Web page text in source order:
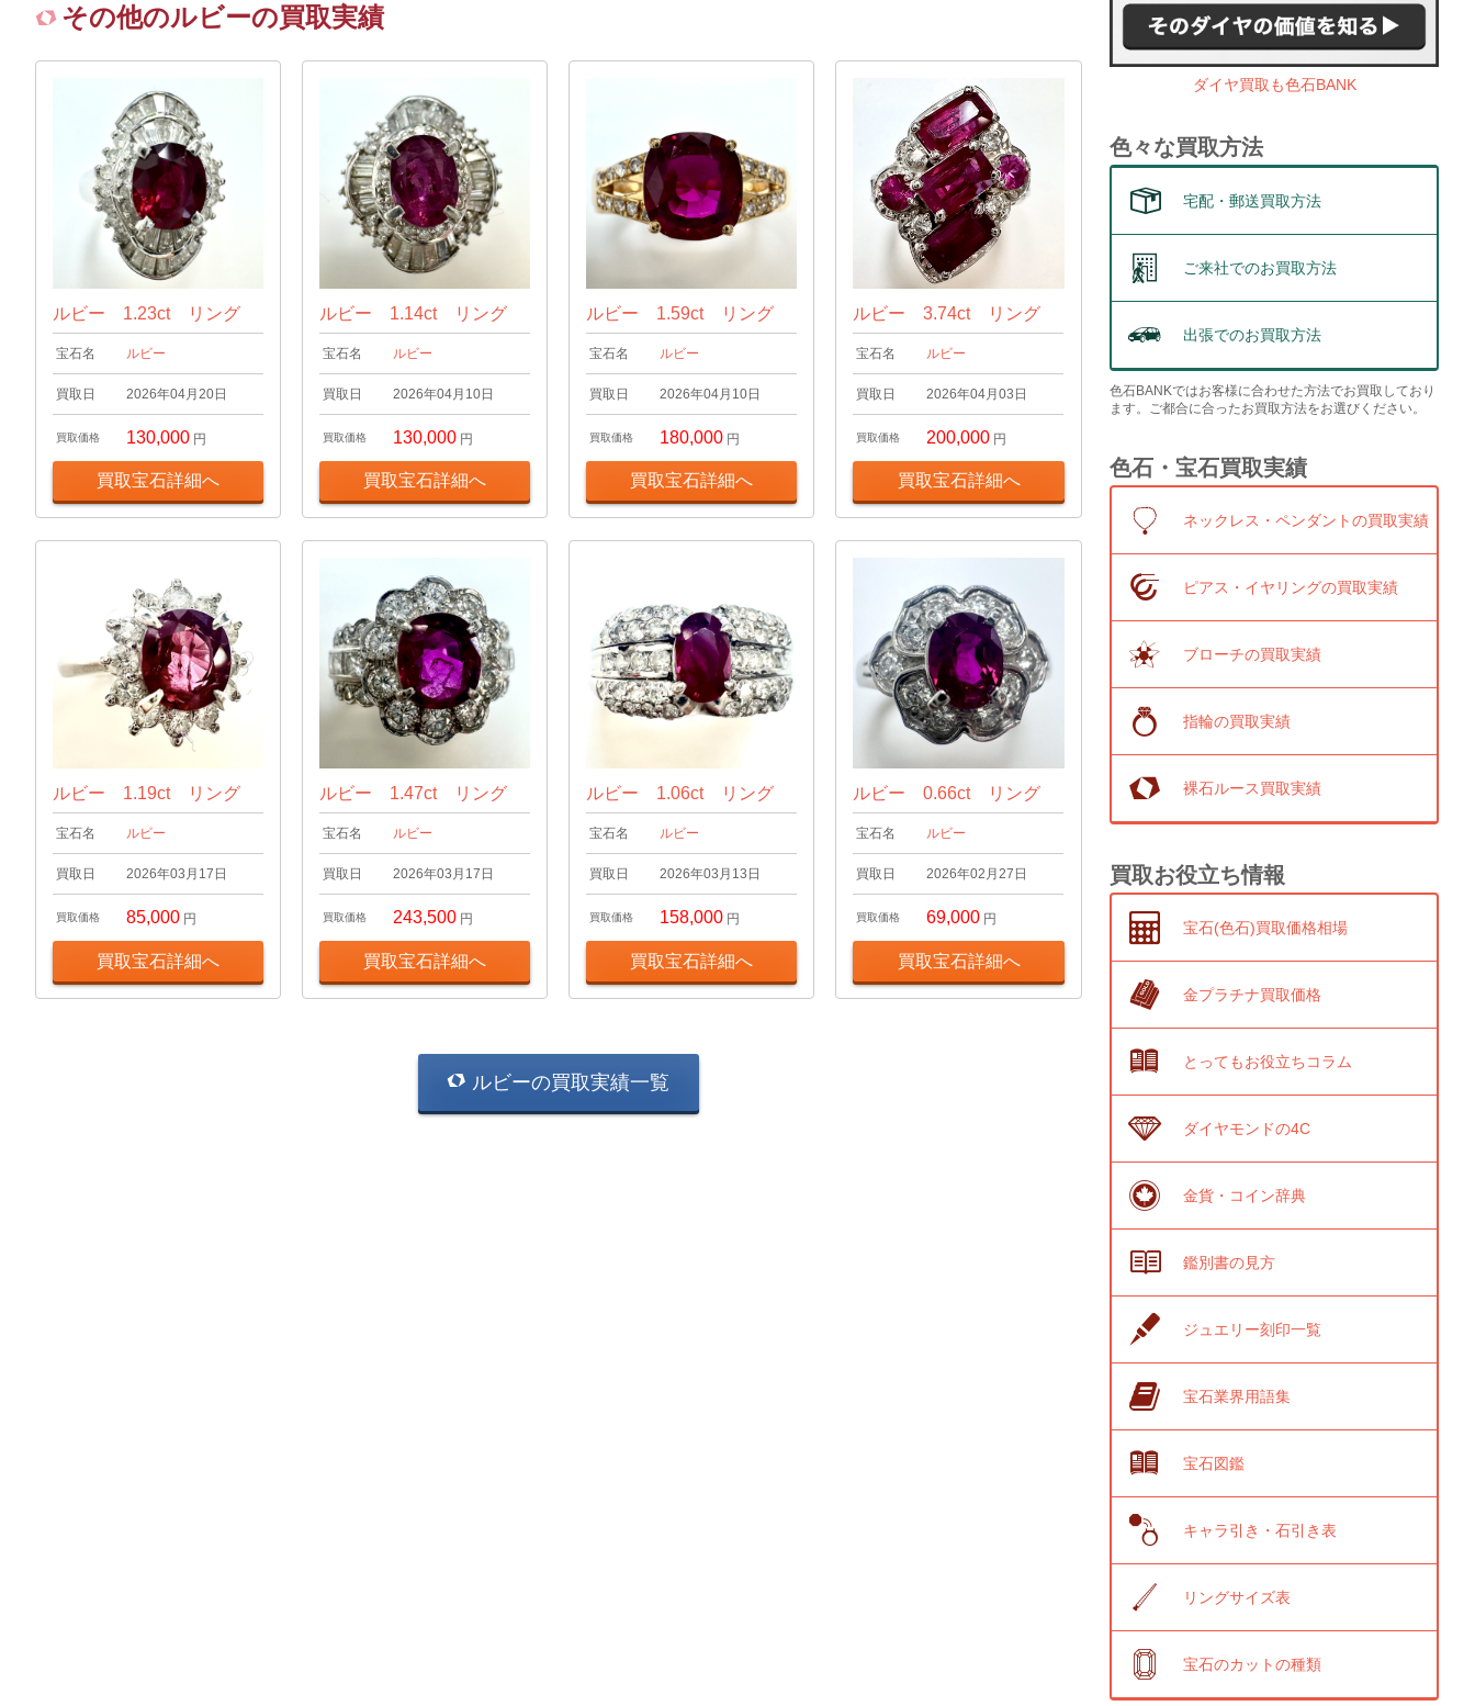
その他のルビーの買取実績
ルビー 1.23ct リング
宝石名 ルビー
買取日 2026年04月20日
買取価格 130,000 円
買取宝石詳細へ
ルビー 1.14ct リング
宝石名 ルビー
買取日 2026年04月10日
買取価格 130,000 円
買取宝石詳細へ
ルビー 1.59ct リング
宝石名 ルビー
買取日 2026年04月10日
買取価格 180,000 円
買取宝石詳細へ
ルビー 3.74ct リング
宝石名 ルビー
買取日 2026年04月03日
買取価格 200,000 円
買取宝石詳細へ
ルビー 1.19ct リング
宝石名 ルビー
買取日 2026年03月17日
買取価格 85,000 円
買取宝石詳細へ
ルビー 1.47ct リング
宝石名 ルビー
買取日 2026年03月17日
買取価格 243,500 円
買取宝石詳細へ
ルビー 1.06ct リング
宝石名 ルビー
買取日 2026年03月13日
買取価格 158,000 円
買取宝石詳細へ
ルビー 0.66ct リング
宝石名 ルビー
買取日 2026年02月27日
買取価格 69,000 円
買取宝石詳細へ
ルビーの買取実績一覧
ダイヤ買取も色石BANK
色々な買取方法
宅配・郵送買取方法
ご来社でのお買取方法
出張でのお買取方法
色石BANKではお客様に合わせた方法でお買取しており
ます。ご都合に合ったお買取方法をお選びください。
色石・宝石買取実績
ネックレス・ペンダントの買取実績
ピアス・イヤリングの買取実績
ブローチの買取実績
指輪の買取実績
裸石ルース買取実績
買取お役立ち情報
宝石(色石)買取価格相場
金プラチナ買取価格
とってもお役立ちコラム
ダイヤモンドの4C
金貨・コイン辞典
鑑別書の見方
ジュエリー刻印一覧
宝石業界用語集
宝石図鑑
キャラ引き・石引き表
リングサイズ表
宝石のカットの種類